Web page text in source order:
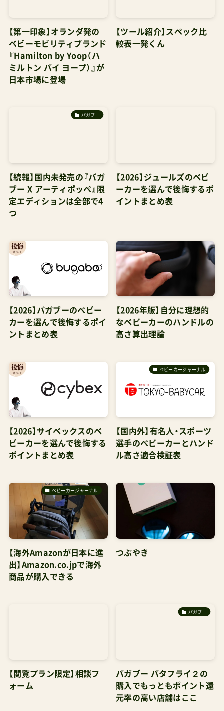
【第一印象】オランダ発の
ベビーモビリティブランド
『Hamilton by Yoop（ハ
ミルトン バイ ヨープ）』が
日本市場に登場
【ツール紹介】スペック比
較表一発くん
バガブー
【続報】国内未発売の『バガ
ブー X アーティポッペ』限
定エディションは全部で4
つ
【2026】ジュールズのベビ
ーカーを選んで後悔するポ
イントまとめ表
【2026】バガブーのベビー
カーを選んで後悔するポイ
ントまとめ表
【2026年版】自分に理想的
なベビーカーのハンドルの
高さ算出理論
【2026】サイベックスのベ
ビーカーを選んで後悔する
ポイントまとめ表
ベビーカージャーナル
【国内外】有名人・スポーツ
選手のベビーカーとハンド
ル高さ適合検証表
ベビーカージャーナル
【海外Amazonが日本に進
出】Amazon.co.jpで海外
商品が購入できる
つぶやき
【閲覧プラン限定】相談フ
ォーム
バガブー
バガブー バタフライ２の
購入でもっともポイント還
元率の高い店舗はここ